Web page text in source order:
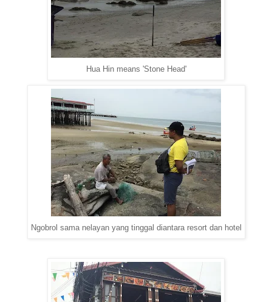
Hua Hin means 'Stone Head'
Ngobrol sama nelayan yang tinggal diantara resort dan hotel